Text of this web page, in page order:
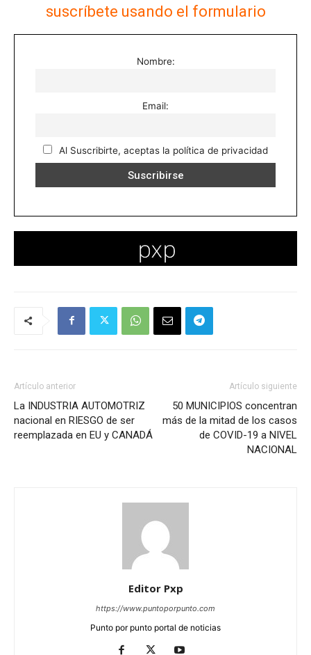
suscríbete usando el formulario
Nombre:
Email:
Al Suscribirte, aceptas la política de privacidad
Artículo anterior
La INDUSTRIA AUTOMOTRIZ
nacional en RIESGO de ser
reemplazada en EU y CANADÁ
Artículo siguiente
50 MUNICIPIOS concentran
más de la mitad de los casos
de COVID-19 a NIVEL
NACIONAL
Editor Pxp
https://www.puntoporpunto.com
Punto por punto portal de noticias